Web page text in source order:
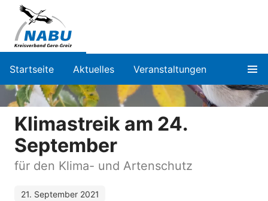
Startseite Aktuelles Veranstaltungen
Klimastreik am 24.
September
für den Klima- und Artenschutz
21. September 2021